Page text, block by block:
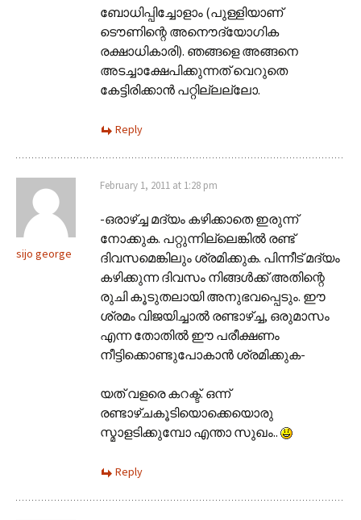
ബോധിപ്പിച്ചോളാം (പുള്ളിയാണ്
ടൌണിന്റെ അനൌദ്യോഗിക
രക്ഷാധികാരി). ഞങ്ങളെ അങ്ങനെ
അടച്ചാക്ഷേപിക്കുന്നത് വെറുതെ
കേട്ടിരിക്കാന്‍ പറ്റില്ലല്ലോ.
Reply
sijo george
February 1, 2011 at 1:28 pm
-ഒരാഴ്ച്ച മദ്യം കഴിക്കാതെ ഇരുന്ന്
നോക്കുക. പറ്റുന്നില്ലെങ്കില്‍ രണ്ട്
ദിവസമെങ്കിലും ശ്രമിക്കുക. പിന്നീട് മദ്യം
കഴിക്കുന്ന ദിവസം നിങ്ങള്‍ക്ക് അതിന്റെ
രുചി കൂടുതലായി അനുഭവപ്പെടും. ഈ
ശ്രമം വിജയിച്ചാല്‍ രണ്ടാഴ്ച്ച, ഒരുമാസം
എന്ന തോതില്‍ ഈ പരീക്ഷണം
നീട്ടിക്കൊണ്ടുപോകാന്‍ ശ്രമിക്കുക-
യത് വളരെ കറക്ട്. ഒന്ന്
രണ്ടാഴ്ചകൂടിയൊക്കെയൊരു
സ്മാളടിക്കുമ്പോ എന്താ സുഖം..
Reply